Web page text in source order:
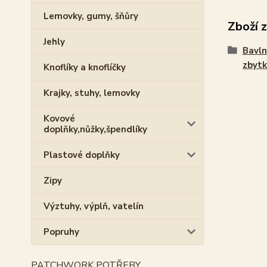
Lemovky, gumy, šňůry
Jehly
Knoflíky a knoflíčky
Krajky, stuhy, lemovky
Kovové
doplňky,nůžky,špendlíky
Plastové doplňky
Zipy
Výztuhy, výplň, vatelín
Popruhy
Zboží